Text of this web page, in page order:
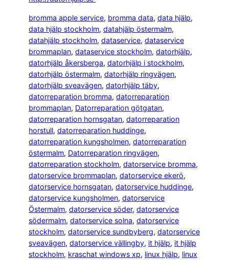
bromma apple service, bromma data, data hjälp
data hjälp stockholm, datahjälp östermalm
datahjälp stockholm, dataservice, dataservice
brommaplan, dataservice stockholm, datorhjälp
datorhjälp åkersberga, datorhjälp i stockholm
datorhjälp östermalm, datorhjälp ringvägen
datorhjälp sveavägen, datorhjälp täby
datorreparation bromma, datorreparation
brommaplan, Datorreparation götgatan
datorreparation hornsgatan, datorreparation
horstull, datorreparation huddinge
datorreparation kungsholmen, datorreparation
östermalm, Datorreparation ringvägen
datorreparation stockholm, datorservice bromma
datorservice brommaplan, datorservice ekerö
datorservice hornsgatan, datorservice huddinge
datorservice kungsholmen, datorservice
Östermalm, datorservice söder, datorservice
södermalm, datorservice solna, datorservice
stockholm, datorservice sundbyberg, datorservice
sveavägen, datorservice vällingby, it hjälp, it hjälp
stockholm, kraschat windows xp, linux hjälp, linux